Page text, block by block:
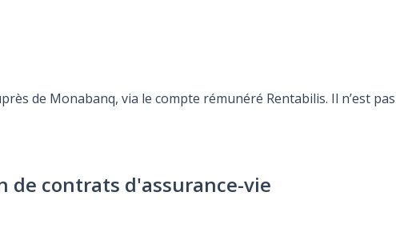
de Monabanq, via le compte rémunéré Rentabilis. Il n’est
de contrats d'assurance-vie